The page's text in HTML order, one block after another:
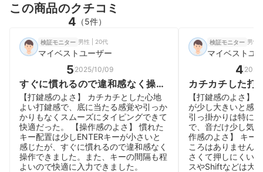
この商品のクチコミ
4 （5件）
検証モニター 男性 | 20代
マイベストユーザー
5 2025/10/09
すぐに慣れるので違和感なく操作
できました
【打鍵感のよさ】 カチカチとした心地
よい打鍵感で、底に当たる感覚や引っか
かりもなくスムーズにタイピングできて
快適だった。 【操作感のよさ】 慣れた
キー配置は少しENTERキーが小さいと
感じたが、すぐに慣れるので違和感なく
操作できました。また、キーの間隔も程
よいので快適に入力できました。
検証モニター 男性
マイベストユ
4
カチカチした打
と感じました
【打鍵感のよさ】
が少し大きいと感
引っ掛かりは特に
で、音だけ少し気
作感のよさ】 キー
ころはありません
さくて押しにくい
スやShiftなどは大